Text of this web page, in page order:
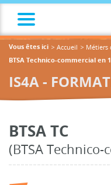
Vous êtes ici Accueil Métiers
BTSA Technico-commercial en
IS4A -
BTSA TC
(BTSA